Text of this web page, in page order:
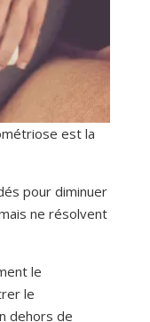
est la
pour diminuer
ne résolvent
le
le
dehors de